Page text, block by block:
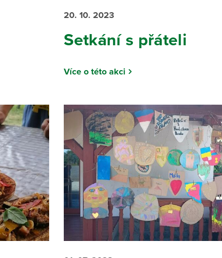
20. 10. 2023
Setkání s přáteli
Více o této akci